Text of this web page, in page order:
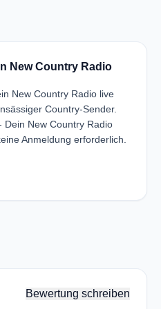
New Country Radio
New Country Radio live
Country-Sender.
Dein New Country Radio
Anmeldung erforderlich.
Bewertung schreiben